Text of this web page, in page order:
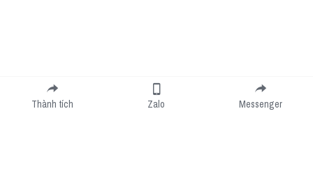
Submit
Thành tích Zalo Messenger